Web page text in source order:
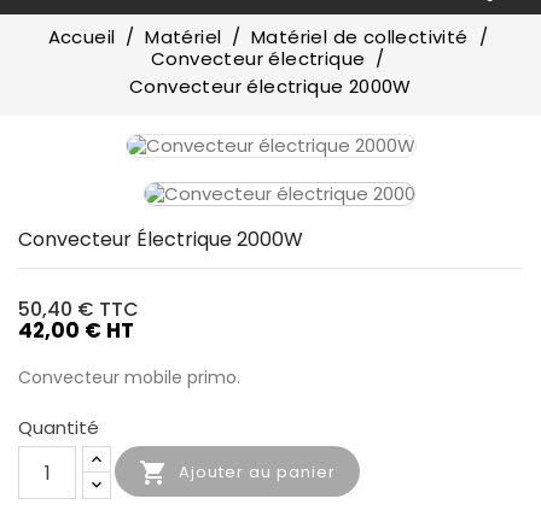
Accueil Matériel
Matériel de collectivité
Convecteur électrique
Convecteur électrique 2000W
Convecteur Électrique 2000W
50,40 € TTC
42,00 € HT
Convecteur mobile primo.
Quantité
 Ajouter au panier